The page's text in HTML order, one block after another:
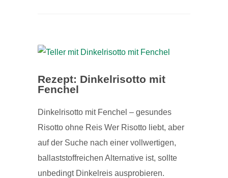
Rezept: Dinkelrisotto mit
Fenchel
Dinkelrisotto mit Fenchel – gesundes
Risotto ohne Reis Wer Risotto liebt, aber
auf der Suche nach einer vollwertigen,
ballaststoffreichen Alternative ist, sollte
unbedingt Dinkelreis ausprobieren.